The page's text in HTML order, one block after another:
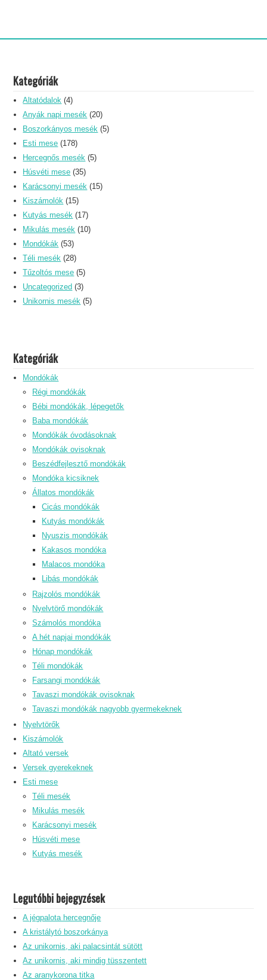
Kategóriák
Altatódalok (4)
Anyák napi mesék (20)
Boszorkányos mesék (5)
Esti mese (178)
Hercegnős mesék (5)
Húsvéti mese (35)
Karácsonyi mesék (15)
Kiszámolók (15)
Kutyás mesék (17)
Mikulás mesék (10)
Mondókák (53)
Téli mesék (28)
Tűzoltós mese (5)
Uncategorized (3)
Unikornis mesék (5)
Kategóriák
Mondókák
Régi mondókák
Bébi mondókák, lépegetők
Baba mondókák
Mondókák óvodásoknak
Mondókák ovisoknak
Beszédfejlesztő mondókák
Mondóka kicsiknek
Állatos mondókák
Cicás mondókák
Kutyás mondókák
Nyuszis mondókák
Kakasos mondóka
Malacos mondóka
Libás mondókák
Rajzolós mondókák
Nyelvtörő mondókák
Számolós mondóka
A hét napjai mondókák
Hónap mondókák
Téli mondókák
Farsangi mondókák
Tavaszi mondókák ovisoknak
Tavaszi mondókák nagyobb gyermekeknek
Nyelvtörők
Kiszámolók
Altató versek
Versek gyerekeknek
Esti mese
Téli mesék
Mikulás mesék
Karácsonyi mesék
Húsvéti mese
Kutyás mesék
Legutóbbi bejegyzések
A jégpalota hercegnője
A kristálytó boszorkánya
Az unikornis, aki palacsintát sütött
Az unikornis, aki mindig tüsszentett
Az aranykorona titka